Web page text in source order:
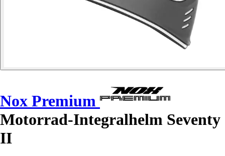
Nox Premium
Motorrad-Integralhelm Seventy
II